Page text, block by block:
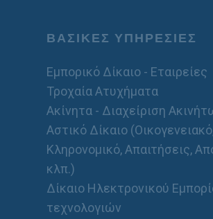
ΒΑΣΙΚΕΣ ΥΠΗΡΕΣΙΕΣ
Εμπορικό Δίκαιο - Εταιρείες
Τροχαία Ατυχήματα
Ακίνητα - Διαχείριση
Αστικό Δίκαιο
Κληρονομικό, Απαιτήσεις,
κλπ.)
Δίκαιο Ηλεκτρονικού
τεχνολογιών